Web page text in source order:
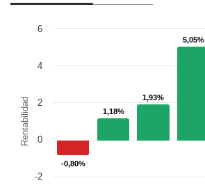
Rentabilidad
-0,80%
-0,80%
1,18%
1,18%
1,93%
1,93%
5,05%
5,05%
-2
0
2
4
6